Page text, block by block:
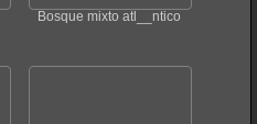
Bosque mixto atl__ntico